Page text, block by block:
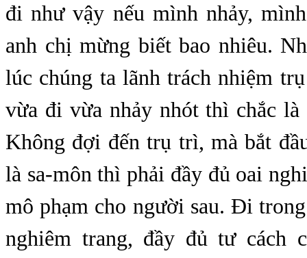
đi như vậy nếu mình nhảy,
anh chị mừng biết bao nhiêu.
lúc chúng ta lãnh trách nhiệm
vừa đi vừa nhảy nhót thì chắc
Không đợi đến trụ trì, mà bắt
là sa-môn thì phải đầy đủ oai
mô phạm cho người sau. Đi
nghiêm trang, đầy đủ tư cách